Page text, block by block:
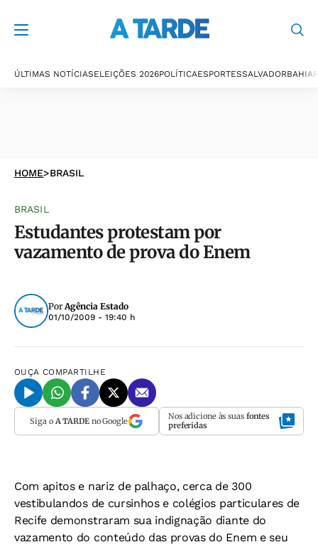
ÚLTIMAS NOTÍCIASELEIÇÕES 2026POLÍTICAESPORTESSALVADORBAHIA
HOME>BRASIL
BRASIL
Estudantes protestam por
vazamento de prova do Enem
PorAgência Estado
01/10/2009 - 19:40 h
OUÇA COMPARTILHE
Siga o A TARDEno Google Nos adicione às suas fontes
preferidas
Com apitos e nariz de palhaço, cerca de 300
vestibulandos de cursinhos e colégios particulares de
Recife demonstraram sua indignação diante do
vazamento do conteúdo das provas do Enem e seu